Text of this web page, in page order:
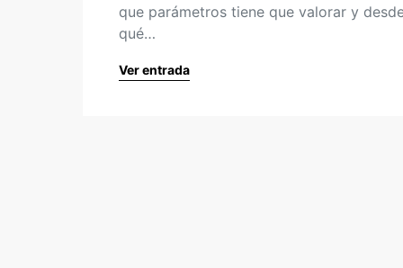
que parámetros tiene que valorar y
qué…
Ver entrada